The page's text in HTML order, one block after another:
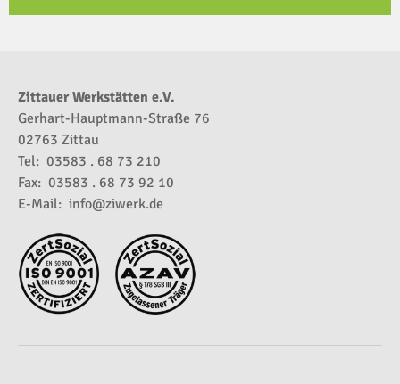
Zittauer Werkstätten e.V.
Gerhart-Hauptmann-Straße 76
02763 Zittau
Tel: 03583 . 68 73 210
Fax: 03583 . 68 73 92 10
E-Mail: info@ziwerk.de